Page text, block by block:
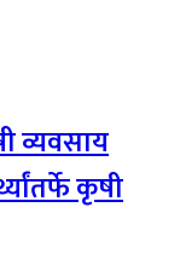
व्यवसाय
कृषी